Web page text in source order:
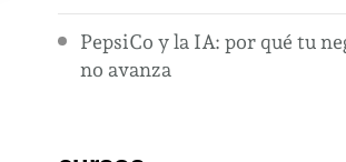
PepsiCo y la IA: por qué tu
no avanza